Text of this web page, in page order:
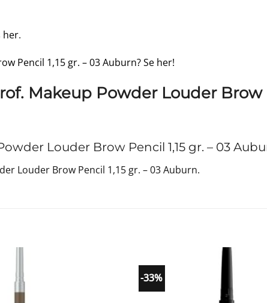
her.
Pencil 1,15 gr. – 03 Auburn? Se her!
Makeup Powder Louder Brow
Louder Brow Pencil 1,15 gr. – 03
Louder Brow Pencil 1,15 gr. – 03 Auburn.
-33%